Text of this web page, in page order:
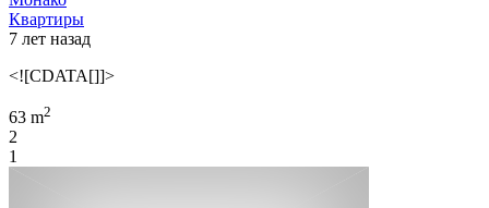
Квартиры
7 лет назад
<![CDATA[]]>
63 m2
2
1